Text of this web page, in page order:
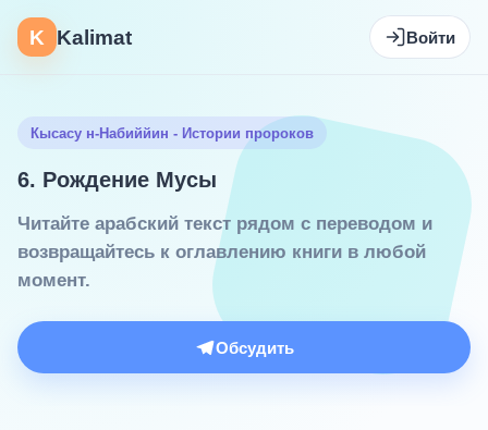
K Kalimat Войти
Кысасу н-Набиййин - Истории пророков
6. Рождение Мусы
Читайте арабский текст рядом с переводом и
возвращайтесь к оглавлению книги в любой
момент.
Обсудить